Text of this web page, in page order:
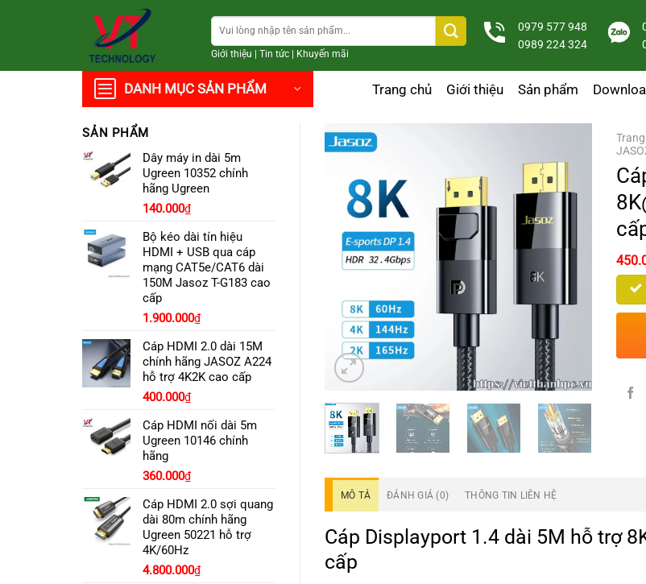
Tìm
kiếm:
Giới thiệu Tin tức| Khuyến mãi
0979 577 948
0989 224 324
DANH MỤC SẢN PHẨM Trang chủ Giới thiệu Sản phẩm
SẢN PHẨM
Dây máy in dài 5m
Ugreen 10352 chính
hãng Ugreen
140.000₫
Bộ kéo dài tín hiệu
HDMI + USB qua cáp
mạng CAT5e/CAT6 dài
150M Jasoz T-G183 cao
cấp
Giá
là:
2.100.000₫.
1.900.000₫Giá
tại
là:
1.900.000₫.
Cáp HDMI 2.0 dài 15M
chính hãng JASOZ A224
hỗ trợ 4K2K cao cấp
Giá
là:
450.000₫.
400.000₫Giá
tại
là:
Cáp HDMI nối dài 5m
Ugreen 10146 chính
hãng
360.000₫
Cáp HDMI 2.0 sợi quang
dài 80m chính hãng
Ugreen 50221 hỗ trợ
4K/60Hz
4.800.000₫
Giá
gốc
MÔ TẢ ĐÁNH GIÁ (0) THÔNG TIN LIÊN HỆ
Cáp Displayport 1.4 dài 5M hỗ trợ
cấp